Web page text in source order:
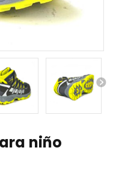
niño